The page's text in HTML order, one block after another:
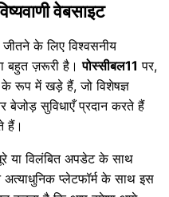
वेबसाइट
जीतने के लिए विश्वसनीय
बहुत ज़रूरी है।पोस्सीबल11 पर,
के रूप में खड़े हैं, जो विशेषज्ञ
सुविधाएँ प्रदान करते हैं
हैं।
या विलंबित अपडेट के साथ
प्लेटफॉर्म के साथ इस